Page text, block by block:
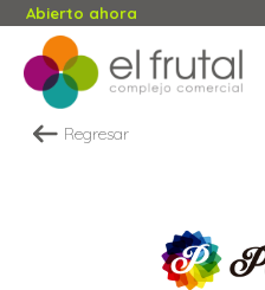
Abierto ahora
Regresar